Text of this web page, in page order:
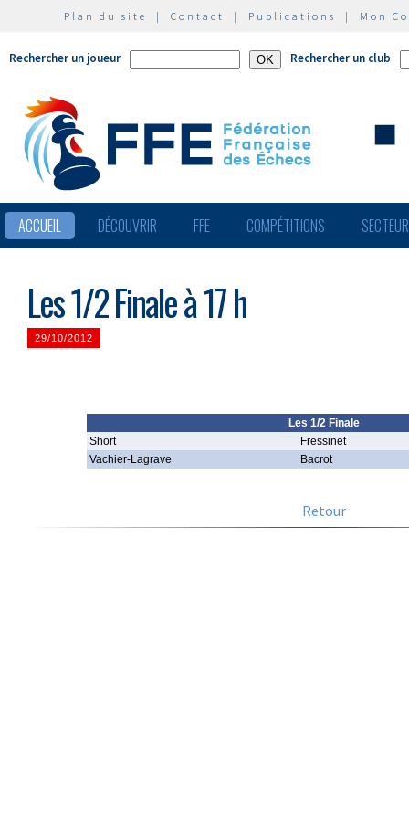
Plan du site | Contact | Publications | Mon
Rechercher un joueur Rechercher un club
ACCUEIL DÉCOUVRIR FFE COMPÉTITIONS
Les 1/2 Finale à 17 h
29/10/2012
Les 1/2 Finale
Short
Fressinet
Vachier-Lagrave
Bacrot
Retour